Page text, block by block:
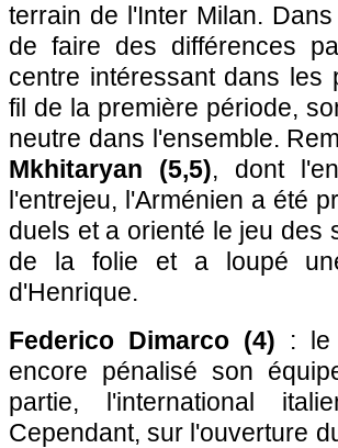
terrain de l'Inter Milan.
de faire des différences
centre intéressant dans les
fil de la première période,
neutre dans l'ensemble.
Mkhitaryan (5,5), dont
l'entrejeu, l'Arménien a été
duels et a orienté le jeu des
de la folie et a loupé
d'Henrique.
Federico Dimarco (4) : le
encore pénalisé son
partie, l'international
Cependant, sur l'ouverture